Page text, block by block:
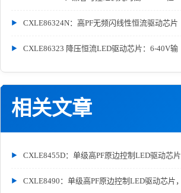
CXLE86324N：高PF无频闪线性恒流驱动芯片
CXLE86323 降压恒流LED驱动芯片：6-40V输
相关文章
CXLE8455D：单级高PF原边控制LED驱动芯片
CXLE8490：单级高PF原边控制LED驱动芯片，